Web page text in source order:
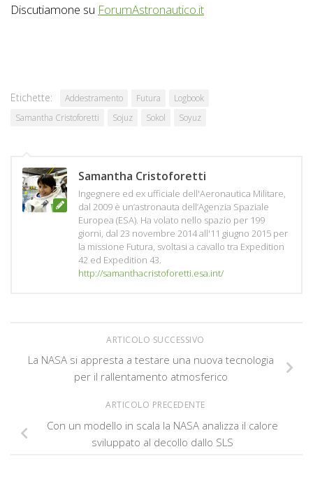
Discutiamone su ForumAstronautico.it
Etichette: Addestramento Futura
Logbook
Samantha Cristoforetti
Sojuz Sokol Soyuz
Samantha Cristoforetti
Ingegnere ed ex ufficiale dell'Aeronautica Militare,
dal 2009 è un’astronauta dell’Agenzia Spaziale
Europea (ESA). Ha volato nello spazio per 199
giorni, dal 23 novembre 2014 all'11 giugno 2015 per
la missione Futura, svoltasi a cavallo tra Expedition
42 ed Expedition 43.
http://samanthacristoforetti.esa.int/
ARTICOLO SUCCESSIVO
La NASA si appresta a testare una nuova tecnologia
per il rallentamento atmosferico
ARTICOLO PRECEDENTE
Con un modello in scala la NASA analizza il calore
sviluppato al decollo dallo SLS